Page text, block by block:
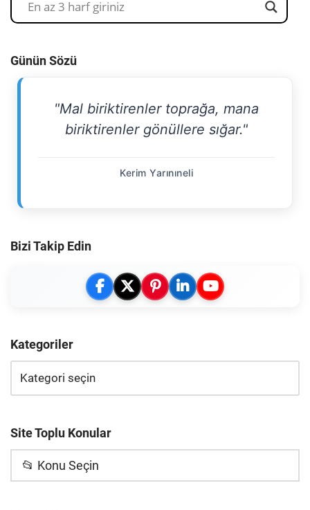
Günün Sözü
"Mal biriktirenler toprağa, mana
biriktirenler gönüllere sığar."
Kerim Yarınıneli
Bizi Takip Edin
Kategoriler
Site Toplu Konular
📂 Konu Seçin